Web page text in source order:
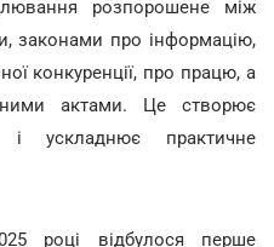
розпорошене між
законами про інформацію,
конкуренції, про працю, а
актами. Це створює
і ускладнює практичне
році відбулося перше